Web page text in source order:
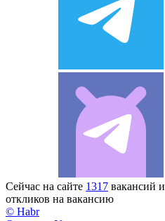
Сейчас на сайте 1317 вакансий и
откликов на вакансию
© Habr